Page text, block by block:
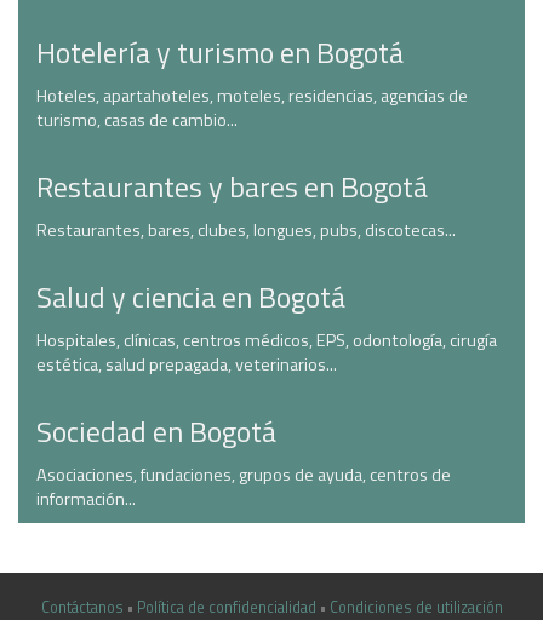
Hotelería y turismo en Bogotá
Hoteles, apartahoteles, moteles, residencias, agencias de
turismo, casas de cambio...
Restaurantes y bares en Bogotá
Restaurantes, bares, clubes, longues, pubs, discotecas...
Salud y ciencia en Bogotá
Hospitales, clínicas, centros médicos, EPS, odontología, cirugía
estética, salud prepagada, veterinarios...
Sociedad en Bogotá
Asociaciones, fundaciones, grupos de ayuda, centros de
información...
Contáctanos • Política de confidencialidad • Condiciones de utilización